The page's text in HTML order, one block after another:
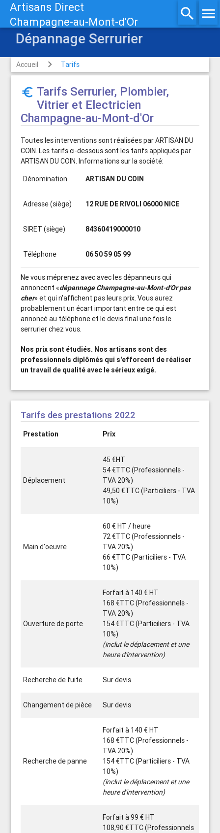
Artisans Direct
Champagne-au-Mont-d'Or
search menu
Dépannage Serrurier
Accueil Tarifs
euro_symbol Tarifs Serrurier, Plombier,
Vitrier et Electricien
Champagne-au-Mont-d'Or
Toutes les interventions sont réalisées par ARTISAN DU
COIN. Les tarifs ci-dessous sont les tarifs appliqués par
ARTISAN DU COIN. Informations sur la société:
Dénomination
ARTISAN DU COIN
Adresse (siège) 12 RUE DE RIVOLI 06000 NICE
SIRET (siège) 84360419000010
Téléphone 06 50 59 05 99
Ne vous méprenez avec avec les dépanneurs qui
annoncent «dépannage Champagne-au-Mont-d'Or pas
cher» et qui n'affichent pas leurs prix. Vous aurez
probablement un écart important entre ce qui est
annoncé au téléphone et le devis final une fois le
serrurier chez vous.
Nos prix sont étudiés. Nos artisans sont des
professionnels diplômés qui s'efforcent de réaliser
un travail de qualité avec le sérieux exigé.
Tarifs des prestations 2022
Prestation Prix
Déplacement
45 €HT
54 €TTC (Professionnels -
TVA 20%)
49,50 €TTC (Particiliers - TVA
10%)
Main d'oeuvre
60 € HT / heure
72 €TTC (Professionnels -
TVA 20%)
66 €TTC (Particiliers - TVA
10%)
Ouverture de porte
Forfait à 140 € HT
168 €TTC (Professionnels -
TVA 20%)
154 €TTC (Particiliers - TVA
10%)
(inclut le déplacement et une
heure d'intervention)
Recherche de fuite Sur devis
Changement de pièce Sur devis
Recherche de panne
Forfait à 140 € HT
168 €TTC (Professionnels -
TVA 20%)
154 €TTC (Particiliers - TVA
10%)
(inclut le déplacement et une
heure d'intervention)
Forfait à 99 € HT
108,90 €TTC (Professionnels